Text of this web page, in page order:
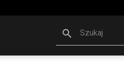
Szukaj